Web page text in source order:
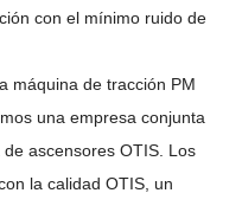
con el mínimo ruido de
máquina de tracción PM
una empresa conjunta
ascensores OTIS. Los
la calidad OTIS, un